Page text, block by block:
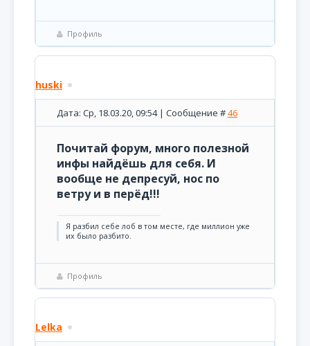
Профиль
huski
Дата: Ср, 18.03.20, 09:54 | Сообщение #46
Почитай форум, много полезной
инфы найдёшь для себя. И
вообще не депресуй, нос по
ветру и в перёд!!!
Я разбил себе лоб в том месте, где миллион уже
их было разбито.
Профиль
Lelka